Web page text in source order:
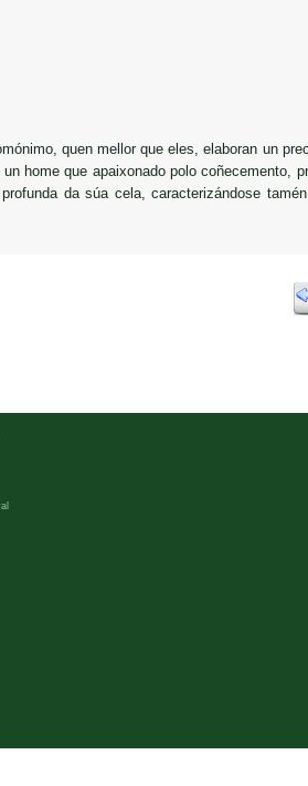
quen mellor que eles, elaboran un
home que apaixonado polo coñecemento,
da súa cela, caracterizándose